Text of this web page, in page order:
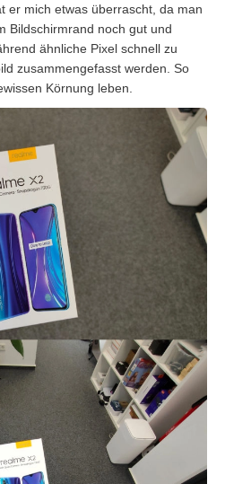
er mich etwas überrascht, da man
Bildschirmrand noch gut und
ähnliche Pixel schnell zu
zusammengefasst werden. So
Körnung leben.